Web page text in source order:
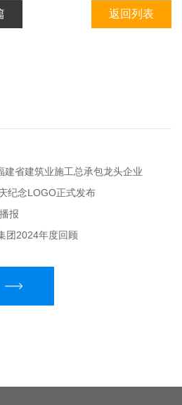
返回列表
省建筑业施工总承包龙头企业
纪念LOGO正式发布
报
2024年度回顾